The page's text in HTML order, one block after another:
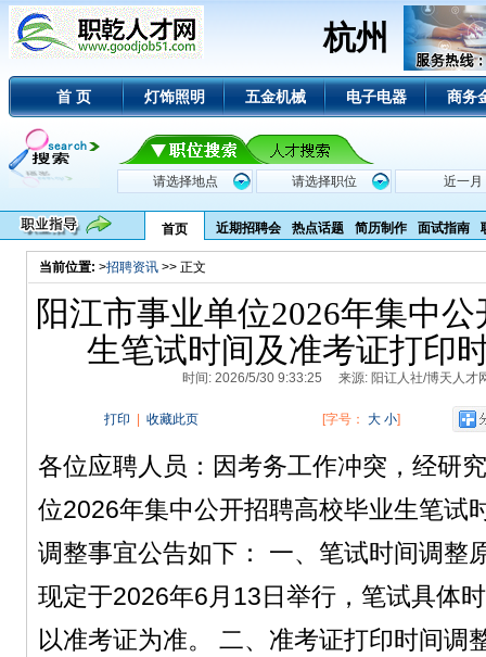
杭州
首 页 灯饰照明 五金机械 电子电器 商务
首页 近期招聘会 热点话题 简历制作 面试指南
当前位置: >招聘资讯>> 正文
阳江市事业单位2026年集中
生笔试时间及准考证打印
时间: 2026/5/30 9:33:25 来源: 阳讧人社/博天人
打印 收藏此页 [字号： 大 小]
各位应聘人员：因考务工作冲突，经研
位2026年集中公开招聘高校毕业生笔试
调整事宜公告如下： 一、笔试时间调整
现定于2026年6月13日举行，笔试具体
以准考证为准。 二、准考证打印时间调